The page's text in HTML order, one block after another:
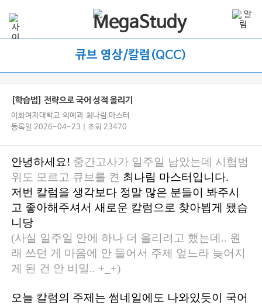
큐브 영상/칼럼(QCC)
[학습법] 전략으로 국어 성적 올리기
이화여자대학교 의예과 최나림 마스터
등록일 2026-04-23 | 조회 23470
안녕하세요! 중간고사가 일주일 남았는데 시험범
위도 모르고 큐브를 켠 최나림 마스터입니다.
저번 칼럼을 생각보다 정말 많은 분들이 봐주시
고 좋아해주셔서 새로운 칼럼으로 찾아뵙게 됐습
니당
(사실 일주일 안에 하나 더 올리려고 했는데.. 원
래 쓰던 게 마음에 안 들어서 주제 엎느라 늦어지
게 된 건 안 비밀.. +_+)
오늘 칼럼의 주제는 썸네일에도 나와있듯이 국어